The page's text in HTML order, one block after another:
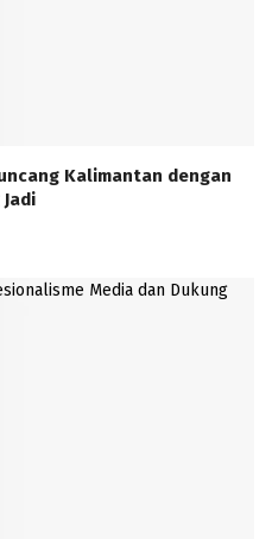
Kalimantan dengan